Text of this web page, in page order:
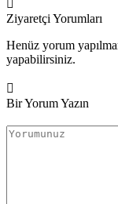
Ziyaretçi Yorumları
Henüz yorum
yapabilirsiniz.
Bir Yorum Yazın